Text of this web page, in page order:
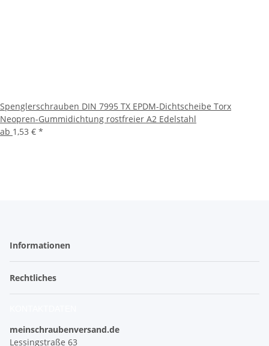
Spenglerschrauben DIN 7995 TX EPDM-Dichtscheibe Torx
Neopren-Gummidichtung rostfreier A2 Edelstahl
ab 1,53 € *
Informationen
Rechtliches
meinschraubenversand.de
Lessingstraße 63